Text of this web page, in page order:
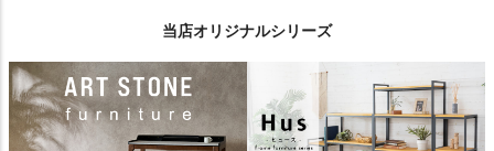
当店オリジナルシリーズ